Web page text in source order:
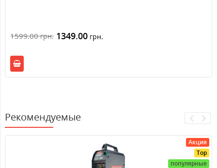
1599.00грн. 1349.00 грн.
Рекомендуемые
Акция
Top
популярные